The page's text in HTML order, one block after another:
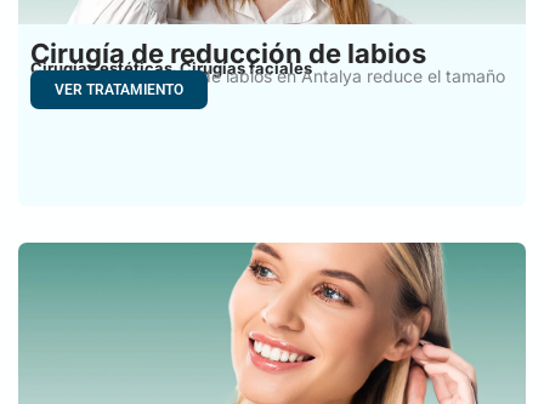
Cirugía de reducción de labios
Cirugías estéticas,Cirugías faciales
Cirugía de reducción de labios en Antalya reduce el tamaño
VER TRATAMIENTO